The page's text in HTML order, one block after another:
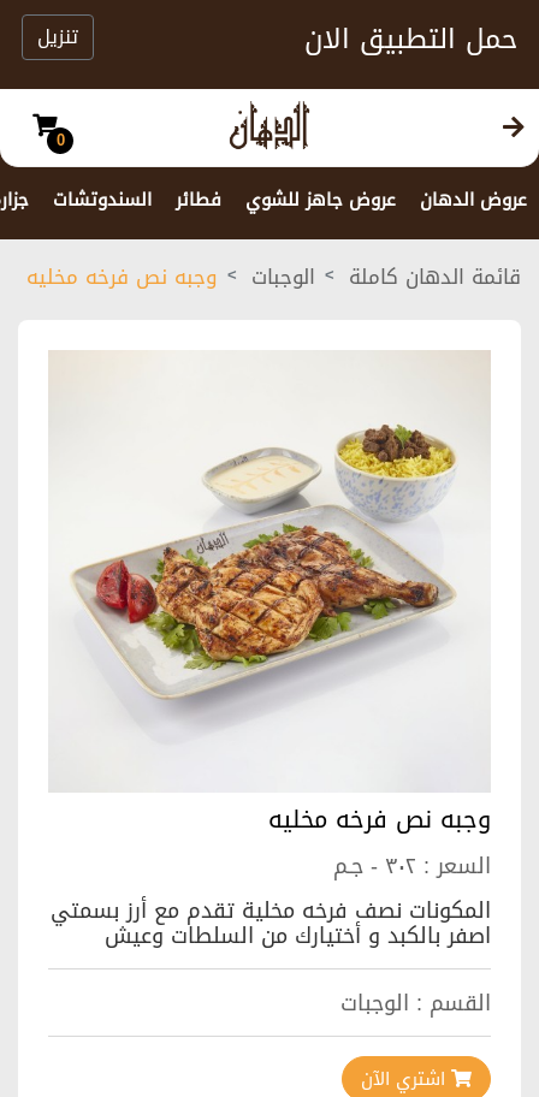
حمل التطبيق الان تنزيل
0
عروض الدهان عروض جاهز للشوي فطائر السندوتشات
قائمة الدهان كاملة الوجبات وجبه نص فرخه مخليه
وجبه نص فرخه مخليه
السعر : ٣٠٢ - جـم
المكونات نصف فرخه مخلية تقدم مع أرز بسمتي
اصفر بالكبد و أختيارك من السلطات وعيش
القسم : الوجبات
اشتري الآن